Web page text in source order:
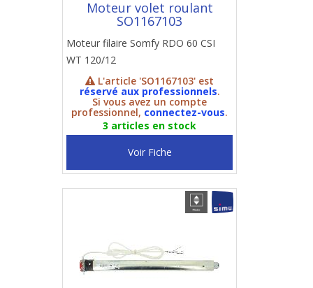
Moteur volet roulant
SO1167103
Moteur filaire Somfy RDO 60 CSI
WT 120/12
L'article 'SO1167103' est
réservé aux professionnels.
Si vous avez un compte
professionnel, connectez-vous.
3 articles en stock
Voir Fiche